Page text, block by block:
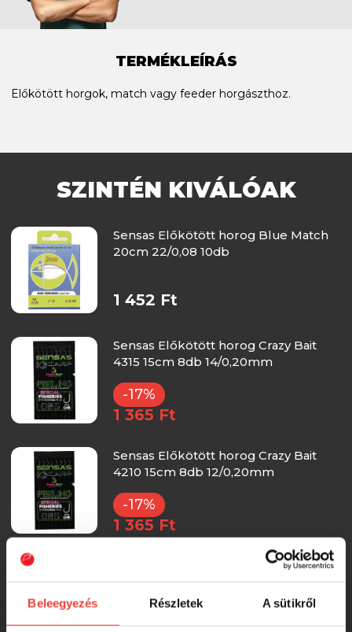
Beleegyezés Részletek A sütikről
TERMÉKLEÍRÁS
Előkötött horgok, match vagy feeder horgászthoz.
SZINTÉN KIVÁLÓAK
Sensas Előkötött horog Blue Match
20cm 22/0,08 10db
1 452 Ft
Sensas Előkötött horog Crazy Bait
4315 15cm 8db 14/0,20mm
-17%
1 365 Ft
Sensas Előkötött horog Crazy Bait
4210 15cm 8db 12/0,20mm
-17%
1 365 Ft
Sensas Előkötött horog Crazy Bait
4315 15cm 8db 12/0,22mm